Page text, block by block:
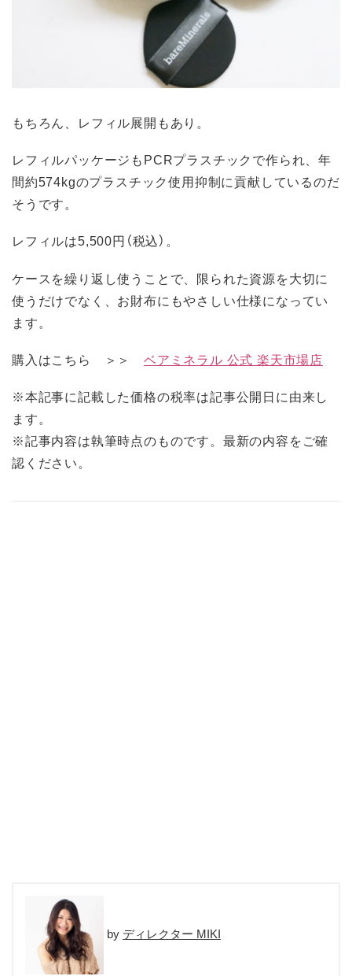
もちろん、レフィル展開もあり。
レフィルパッケージもPCRプラスチックで作られ、年
間約574kgのプラスチック使用抑制に貢献しているのだ
そうです。
レフィルは5,500円（税込）。
ケースを繰り返し使うことで、限られた資源を大切に
使うだけでなく、お財布にもやさしい仕様になってい
ます。
購入はこちら ＞＞ ベアミネラル 公式 楽天市場店
※本記事に記載した価格の税率は記事公開日に由来し
ます。
※記事内容は執筆時点のものです。最新の内容をご確
認ください。
ディレクター MIKI